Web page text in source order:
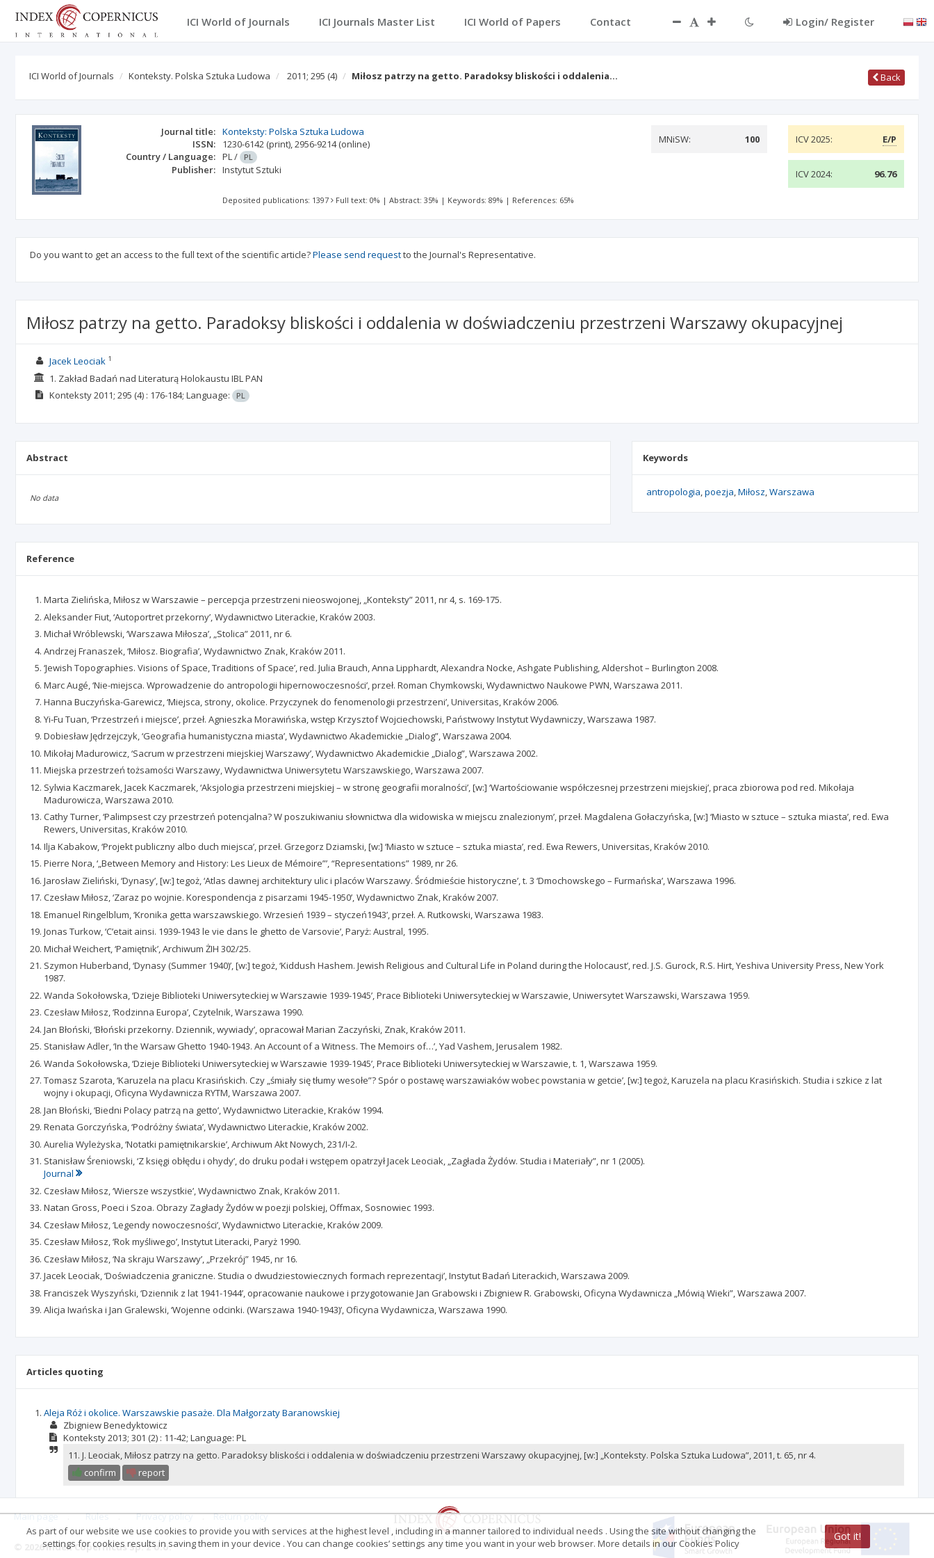
ICI World of Journals ICI Journals Master List ICI World of Papers Contact Login/ Register
ICI World of Journals Konteksty. Polska Sztuka Ludowa 2011; 295 (4) Miłosz patrzy na getto. Paradoksy bliskości i oddalenia… Back
Journal title: Konteksty: Polska Sztuka Ludowa
ISSN:
1230-6142 (print),2956-9214(online)
Country / Language: PL/ PL
Publisher: Instytut Sztuki
MNiSW: 100 ICV 2025: E/P
ICV 2024: 96.76
Deposited publications: 1397 Full text: 0% |Abstract: 35% | Keywords: 89% | References: 65%
Do you want to get an access to the full text of the scientific article?Please send requestto the Journal's Representative.
Miłosz patrzy na getto. Paradoksy bliskości i oddalenia w doświadczeniu przestrzeni Warszawy okupacyjnej
Jacek Leociak 1
1. Zakład Badań nad Literaturą Holokaustu IBL PAN
Konteksty2011; 295 (4) : 176-184; Language: PL
Abstract
No data
Keywords
antropologia poezja Miłosz Warszawa
Reference
Marta Zielińska, Miłosz w Warszawie – percepcja przestrzeni nieoswojonej, „Konteksty” 2011, nr 4, s. 169-175.
Aleksander Fiut, ‘Autoportret przekorny’, Wydawnictwo Literackie, Kraków 2003.
Michał Wróblewski, ‘Warszawa Miłosza’, „Stolica” 2011, nr 6.
Andrzej Franaszek, ‘Miłosz. Biografia’, Wydawnictwo Znak, Kraków 2011.
‘Jewish Topographies. Visions of Space, Traditions of Space’, red. Julia Brauch, Anna Lipphardt, Alexandra Nocke, Ashgate Publishing, Aldershot – Burlington 2008.
Marc Augé, ‘Nie-miejsca. Wprowadzenie do antropologii hipernowoczesności’, przeł. Roman Chymkowski, Wydawnictwo Naukowe PWN, Warszawa 2011.
Hanna Buczyńska-Garewicz, ‘Miejsca, strony, okolice. Przyczynek do fenomenologii przestrzeni’, Universitas, Kraków 2006.
Yi-Fu Tuan, ‘Przestrzeń i miejsce’, przeł. Agnieszka Morawińska, wstęp Krzysztof Wojciechowski, Państwowy Instytut Wydawniczy, Warszawa 1987.
Dobiesław Jędrzejczyk, ‘Geografia humanistyczna miasta’, Wydawnictwo Akademickie „Dialog”, Warszawa 2004.
Mikołaj Madurowicz, ‘Sacrum w przestrzeni miejskiej Warszawy’, Wydawnictwo Akademickie „Dialog”, Warszawa 2002.
Miejska przestrzeń tożsamości Warszawy, Wydawnictwa Uniwersytetu Warszawskiego, Warszawa 2007.
Sylwia Kaczmarek, Jacek Kaczmarek, ‘Aksjologia przestrzeni miejskiej – w stronę geografii moralności’, [w:] ‘Wartościowanie współczesnej przestrzeni miejskiej’, praca zbiorowa pod red. Mikołaja
Madurowicza, Warszawa 2010.
Cathy Turner, ‘Palimpsest czy przestrzeń potencjalna? W poszukiwaniu słownictwa dla widowiska w miejscu znalezionym’, przeł. Magdalena Gołaczyńska, [w:] ‘Miasto w sztuce – sztuka miasta’, red. Ewa
Rewers, Universitas, Kraków 2010.
Ilja Kabakow, ‘Projekt publiczny albo duch miejsca’, przeł. Grzegorz Dziamski, [w:] ‘Miasto w sztuce – sztuka miasta’, red. Ewa Rewers, Universitas, Kraków 2010.
Pierre Nora, ‘„Between Memory and History: Les Lieux de Mémoire”’, “Representations” 1989, nr 26.
Jarosław Zieliński, ‘Dynasy’, [w:] tegoż, ‘Atlas dawnej architektury ulic i placów Warszawy. Śródmieście historyczne’, t. 3 ‘Dmochowskego – Furmańska’, Warszawa 1996.
Czesław Miłosz, ‘Zaraz po wojnie. Korespondencja z pisarzami 1945-1950’, Wydawnictwo Znak, Kraków 2007.
Emanuel Ringelblum, ‘Kronika getta warszawskiego. Wrzesień 1939 – styczeń1943’, przeł. A. Rutkowski, Warszawa 1983.
Jonas Turkow, ‘C’etait ainsi. 1939-1943 le vie dans le ghetto de Varsovie’, Paryż: Austral, 1995.
Michał Weichert, ‘Pamiętnik’, Archiwum ŻIH 302/25.
Szymon Huberband, ‘Dynasy (Summer 1940)’, [w:] tegoż, ‘Kiddush Hashem. Jewish Religious and Cultural Life in Poland during the Holocaust’, red. J.S. Gurock, R.S. Hirt, Yeshiva University Press, New York
1987.
Wanda Sokołowska, ‘Dzieje Biblioteki Uniwersyteckiej w Warszawie 1939-1945’, Prace Biblioteki Uniwersyteckiej w Warszawie, Uniwersytet Warszawski, Warszawa 1959.
Czesław Miłosz, ‘Rodzinna Europa’, Czytelnik, Warszawa 1990.
Jan Błoński, ‘Błoński przekorny. Dziennik, wywiady’, opracował Marian Zaczyński, Znak, Kraków 2011.
Stanisław Adler, ‘In the Warsaw Ghetto 1940-1943. An Account of a Witness. The Memoirs of…’, Yad Vashem, Jerusalem 1982.
Wanda Sokołowska, ‘Dzieje Biblioteki Uniwersyteckiej w Warszawie 1939-1945’, Prace Biblioteki Uniwersyteckiej w Warszawie, t. 1, Warszawa 1959.
Tomasz Szarota, ‘Karuzela na placu Krasińskich. Czy „śmiały się tłumy wesołe”? Spór o postawę warszawiaków wobec powstania w getcie’, [w:] tegoż, Karuzela na placu Krasińskich. Studia i szkice z lat
wojny i okupacji, Oficyna Wydawnicza RYTM, Warszawa 2007.
Jan Błoński, ‘Biedni Polacy patrzą na getto’, Wydawnictwo Literackie, Kraków 1994.
Renata Gorczyńska, ‘Podróżny świata’, Wydawnictwo Literackie, Kraków 2002.
Aurelia Wyleżyska, ‘Notatki pamiętnikarskie’, Archiwum Akt Nowych, 231/I-2.
Stanisław Śreniowski, ‘Z księgi obłędu i ohydy’, do druku podał i wstępem opatrzył Jacek Leociak, „Zagłada Żydów. Studia i Materiały”, nr 1 (2005).
Journal
Czesław Miłosz, ‘Wiersze wszystkie’, Wydawnictwo Znak, Kraków 2011.
Natan Gross, Poeci i Szoa. Obrazy Zagłady Żydów w poezji polskiej, Offmax, Sosnowiec 1993.
Czesław Miłosz, ‘Legendy nowoczesności’, Wydawnictwo Literackie, Kraków 2009.
Czesław Miłosz, ‘Rok myśliwego’, Instytut Literacki, Paryż 1990.
Czesław Miłosz, ‘Na skraju Warszawy’, „Przekrój” 1945, nr 16.
Jacek Leociak, ‘Doświadczenia graniczne. Studia o dwudziestowiecznych formach reprezentacji’, Instytut Badań Literackich, Warszawa 2009.
Franciszek Wyszyński, ‘Dziennik z lat 1941-1944’, opracowanie naukowe i przygotowanie Jan Grabowski i Zbigniew R. Grabowski, Oficyna Wydawnicza „Mówią Wieki”, Warszawa 2007.
Alicja Iwańska i Jan Gralewski, ‘Wojenne odcinki. (Warszawa 1940-1943)’, Oficyna Wydawnicza, Warszawa 1990.
Articles quoting
Aleja Róż i okolice. Warszawskie pasaże. Dla Małgorzaty Baranowskiej
Zbigniew Benedyktowicz
Konteksty2013; 301 (2) : 11-42; Language: PL
11. J. Leociak, Miłosz patrzy na getto. Paradoksy bliskości i oddalenia w doświadczeniu przestrzeni Warszawy okupacyjnej, [w:] „Konteksty. Polska Sztuka Ludowa”, 2011, t. 65, nr 4.
confirm
report
Main page . Rules . Privacy policy . Return policy
© 2026 Index Copernicus Sp. z o.o.
As part of our website we use cookies to provide you with services at the highest level , including in a manner tailored to individual needs . Using the site without changing the
settings for cookies results in saving them in your device . You can change cookies’ settings any time you want in your web browser. More details in our Cookies Policy
Got it!